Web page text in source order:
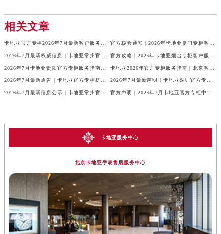
相关文章
卡地亚服务中心
北京卡地亚手表售后服务中心